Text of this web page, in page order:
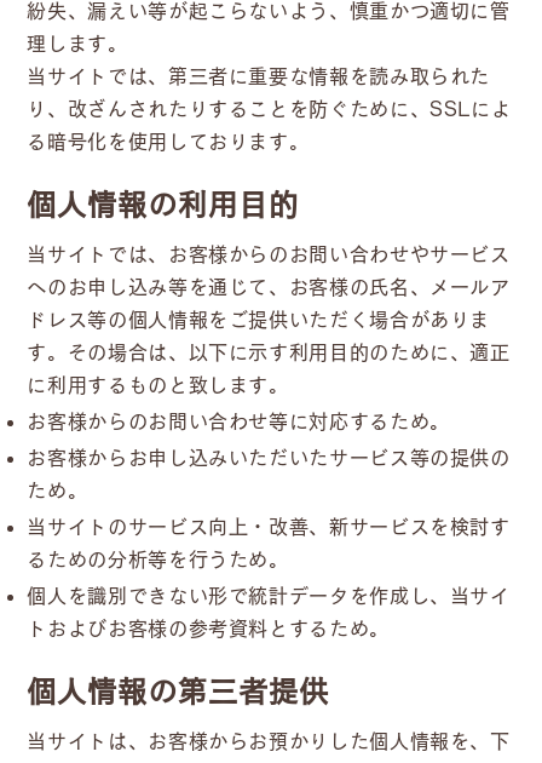
紛失、漏えい等が起こらないよう、慎重かつ適切に管
理します。
当サイトでは、第三者に重要な情報を読み取られた
り、改ざんされたりすることを防ぐために、SSLによ
る暗号化を使用しております。
個人情報の利用目的
当サイトでは、お客様からのお問い合わせやサービス
へのお申し込み等を通じて、お客様の氏名、メールア
ドレス等の個人情報をご提供いただく場合がありま
す。その場合は、以下に示す利用目的のために、適正
に利用するものと致します。
お客様からのお問い合わせ等に対応するため。
お客様からお申し込みいただいたサービス等の提供の
ため。
当サイトのサービス向上・改善、新サービスを検討す
るための分析等を行うため。
個人を識別できない形で統計データを作成し、当サイ
トおよびお客様の参考資料とするため。
個人情報の第三者提供
当サイトは、お客様からお預かりした個人情報を、下